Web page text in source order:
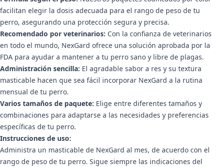
facilitan elegir la dosis adecuada para el rango de peso de tu
perro, asegurando una protección segura y precisa.
Recomendado por veterinarios: Con la confianza de veterinarios
en todo el mundo, NexGard ofrece una solución aprobada por la
FDA para ayudar a mantener a tu perro sano y libre de plagas.
Administración sencilla: El agradable sabor a res y su textura
masticable hacen que sea fácil incorporar NexGard a la rutina
mensual de tu perro.
Varios tamaños de paquete: Elige entre diferentes tamaños y
combinaciones para adaptarse a las necesidades y preferencias
específicas de tu perro.
Instrucciones de uso:
Administra un masticable de NexGard al mes, de acuerdo con el
rango de peso de tu perro. Sigue siempre las indicaciones del